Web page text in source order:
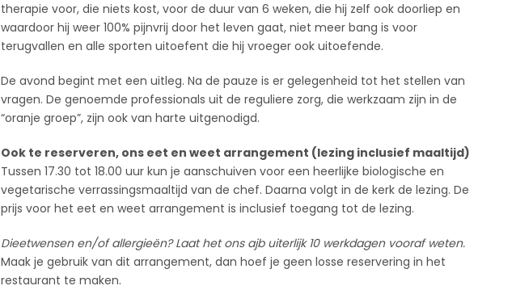
therapie voor, die niets kost, voor de duur van 6 weken, die hij zelf ook doorliep en
waardoor hij weer 100% pijnvrij door het leven gaat, niet meer bang is voor
terugvallen en alle sporten uitoefent die hij vroeger ook uitoefende.
De avond begint met een uitleg. Na de pauze is er gelegenheid tot het stellen van
vragen. De genoemde professionals uit de reguliere zorg, die werkzaam zijn in de
“oranje groep”, zijn ook van harte uitgenodigd.
Ook te reserveren, ons eet en weet arrangement (lezing inclusief maaltijd)
Tussen 17.30 tot 18.00 uur kun je aanschuiven voor een heerlijke biologische en
vegetarische verrassingsmaaltijd van de chef. Daarna volgt in de kerk de lezing. De
prijs voor het eet en weet arrangement is inclusief toegang tot de lezing.
Dieetwensen en/of allergieën? Laat het ons ajb uiterlijk 10 werkdagen vooraf weten.
Maak je gebruik van dit arrangement, dan hoef je geen losse reservering in het
restaurant te maken.